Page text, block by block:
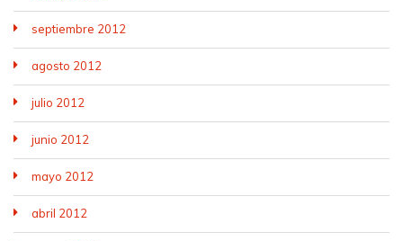
septiembre 2012
agosto 2012
julio 2012
junio 2012
mayo 2012
abril 2012